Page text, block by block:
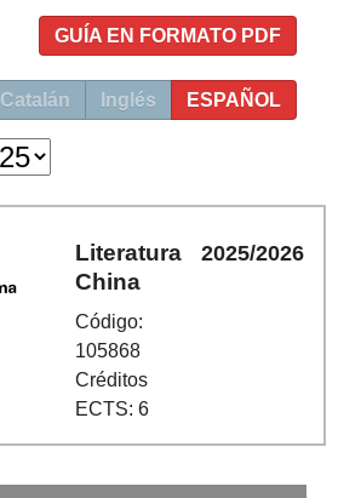
GUÍA EN FORMATO PDF
Catalán Inglés ESPAÑOL
Literatura
China
Código:
105868
Créditos
ECTS: 6
2025/2026